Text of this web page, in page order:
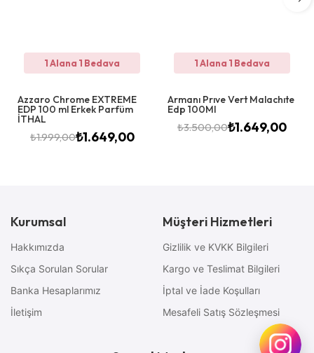
1 Alana 1 Bedava
Azzaro Chrome EXTREME
EDP 100 ml Erkek Parfüm
İTHAL
₺1.999,00₺1.649,00
1 Alana 1 Bedava
Armanı Prıve Vert Malachıte
Edp 100Ml
₺3.500,00₺1.649,00
Kurumsal
Hakkımızda
Sıkça Sorulan Sorular
Banka Hesaplarımız
İletişim
Müşteri Hizmetleri
Gizlilik ve KVKK Bilgileri
Kargo ve Teslimat Bilgileri
İptal ve İade Koşulları
Mesafeli Satış Sözleşmesi